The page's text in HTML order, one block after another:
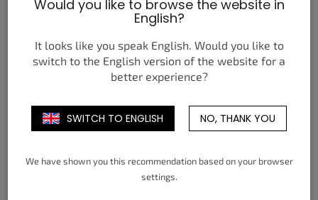
2 590 Kč
DETAIL
L
XL
DETAIL
XS
Would you like to browse the website in
English?
It looks like you speak English. Would you like to
switch to the English version of the website for a
better experience?
SWITCH TO ENGLISH NO, THANK YOU
We have shown you this recommendation based on your browser
settings.